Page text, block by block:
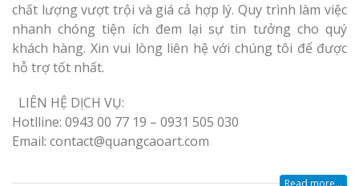
chất lượng vượt trội và giá cả hợp lý. Quy trình làm việc
nhanh chóng tiện ích đem lại sự tin tưởng cho quý
khách hàng. Xin vui lòng liên hệ với chúng tôi để được
hỗ trợ tốt nhất.
LIÊN HỆ DỊCH VỤ:
Hotlline: 0943 00 77 19 – 0931 505 030
Email: contact@quangcaoart.com
Read more...